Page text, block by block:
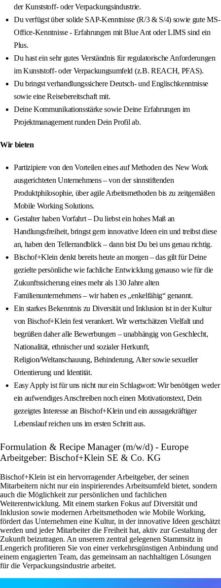
der Kunststoff- oder Verpackungsindustrie.
Du verfügst über solide SAP-Kenntnisse (R/3 & S/4) sowie gute MS-
Office-Kenntnisse - Erfahrungen mit Blue Ant oder LIMS sind ein
Plus.
Du hast ein sehr gutes Verständnis für regulatorische Anforderungen
im Kunststoff- oder Verpackungsumfeld (z.B. REACH, PFAS).
Du bringst verhandlungssichere Deutsch- und Englischkenntnisse
sowie eine Reisebereitschaft mit.
Deine Kommunikationsstärke sowie Deine Erfahrungen im
Projektmanagement runden Dein Profil ab.
Wir bieten
Partizipiere von den Vorteilen eines auf Methoden des New Work
ausgerichteten Unternehmens – von der sinnstiftenden
Produktphilosophie, über agile Arbeitsmethoden bis zu zeitgemäßen
Mobile Working Solutions.
Gestalter haben Vorfahrt – Du liebst ein hohes Maß an
Handlungsfreiheit, bringst gern innovative Ideen ein und treibst diese
an, haben den Tellerrandblick – dann bist Du bei uns genau richtig.
Bischof+Klein denkt bereits heute an morgen – das gilt für Deine
gezielte persönliche wie fachliche Entwicklung genauso wie für die
Zukunftssicherung eines mehr als 130 Jahre alten
Familienunternehmens – wir haben es „enkelfähig“ genannt.
Ein starkes Bekenntnis zu Diversität und Inklusion ist in der Kultur
von Bischof+Klein fest verankert. Wir wertschätzen Vielfalt und
begrüßen daher alle Bewerbungen – unabhängig von Geschlecht,
Nationalität, ethnischer und sozialer Herkunft,
Religion/Weltanschauung, Behinderung, Alter sowie sexueller
Orientierung und Identität.
Easy Apply ist für uns nicht nur ein Schlagwort: Wir benötigen weder
ein aufwendiges Anschreiben noch einen Motivationstext, Dein
gezeigtes Interesse an Bischof+Klein und ein aussagekräftiger
Lebenslauf reichen uns im ersten Schritt aus.
Formulation & Recipe Manager (m/w/d) - Europe
Arbeitgeber: Bischof+Klein SE & Co. KG
Bischof+Klein ist ein hervorragender Arbeitgeber, der seinen
Mitarbeitern nicht nur ein inspirierendes Arbeitsumfeld bietet, sondern
auch die Möglichkeit zur persönlichen und fachlichen
Weiterentwicklung. Mit einem starken Fokus auf Diversität und
Inklusion sowie modernen Arbeitsmethoden wie Mobile Working,
fördert das Unternehmen eine Kultur, in der innovative Ideen geschätzt
werden und jeder Mitarbeiter die Freiheit hat, aktiv zur Gestaltung der
Zukunft beizutragen. An unserem zentral gelegenen Stammsitz in
Lengerich profitieren Sie von einer verkehrsgünstigen Anbindung und
einem engagierten Team, das gemeinsam an nachhaltigen Lösungen
für die Verpackungsindustrie arbeitet.